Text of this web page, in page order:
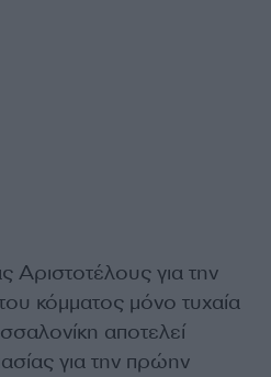
Αριστοτέλους για την
κόμματος μόνο τυχαία
αποτελεί
για την πρώην